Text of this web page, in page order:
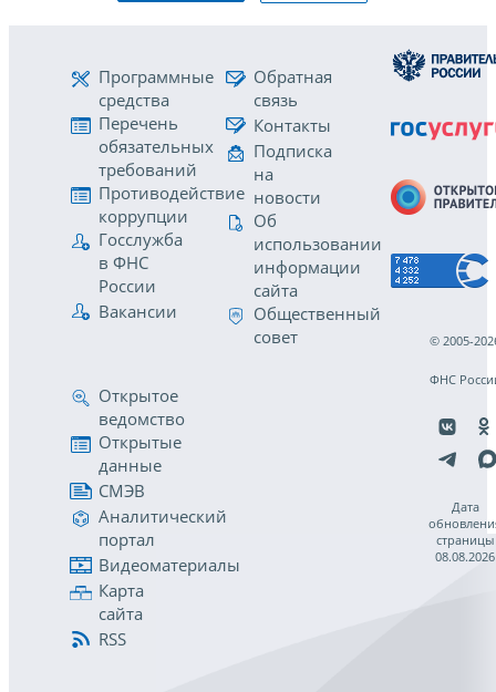
Программные
средства
Перечень
обязательных
требований
Противодействие
коррупции
Госслужба
в ФНС
России
Вакансии
Обратная
связь
Контакты
Подписка
на
новости
Об
использовании
информации
сайта
Общественный
совет
Открытое
ведомство
Открытые
данные
СМЭВ
Аналитический
портал
Видеоматериалы
Карта
сайта
RSS
© 2005-
ФНС
Дата
страницы
08.08.2026